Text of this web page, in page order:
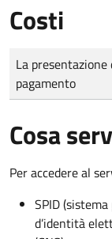
Costi
Tipo di pagamento
Importo
La
pagamento
Cosa
Per accedere al
SPID
d’identità